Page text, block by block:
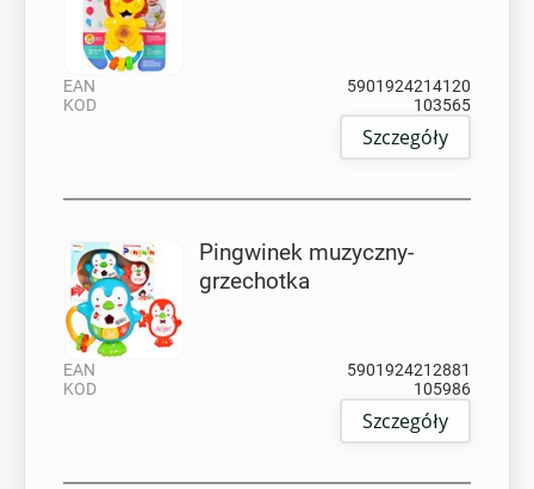
EAN
5901924214120
KOD
103565
Szczegóły
Pingwinek muzyczny-
grzechotka
EAN
5901924212881
KOD
105986
Szczegóły